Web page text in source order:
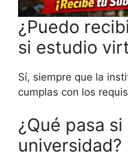
¿Puedo
si estudio
Sí, siempre que la
cumplas con los
¿Qué pasa
universidad?